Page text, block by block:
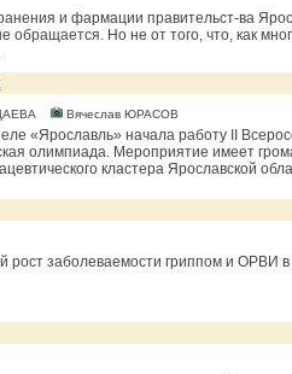
и фармации правительст-ва
обращается. Но не от того, что, как
Вячеслав ЮРАСОВ
«Ярославль» начала работу II
олимпиада. Мероприятие имеет
кластера Ярославской
рост заболеваемости гриппом и ОРВИ в